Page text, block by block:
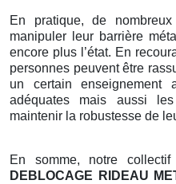
En pratique, de
manipuler leur barrière
encore plus l’état. En
personnes peuvent être
un certain
adéquates mais aussi
maintenir la robustesse de
En somme, notre
DEBLOCAGE RIDEAU